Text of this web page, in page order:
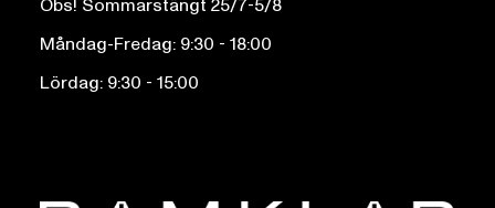
Obs! Sommarstängt 25/7-5/8
Måndag-Fredag: 9:30 - 18:00
Lördag: 9:30 - 15:00